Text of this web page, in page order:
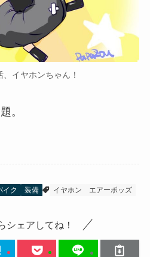
イヤホンちゃん！
。
イク 装備 イヤホン エアーポッズ
シェアしてね！